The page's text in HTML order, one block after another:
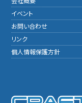
イベント
お問い合わせ
リンク
個人情報保護方針